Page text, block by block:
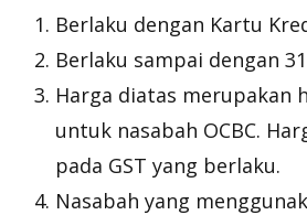
Berlaku dengan Kartu
Berlaku sampai dengan
Harga diatas merupakan
untuk nasabah OCBC.
pada GST yang berlaku.
Nasabah yang